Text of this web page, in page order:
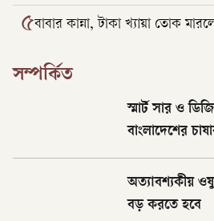
৫বাবার কান্না, টাকা খ্যায়া তোক
সম্পর্কিত
স্মার্ট সার ও
বাংলাদেশের
অত্যাবশ্যকীয়
বড় করতে হবে